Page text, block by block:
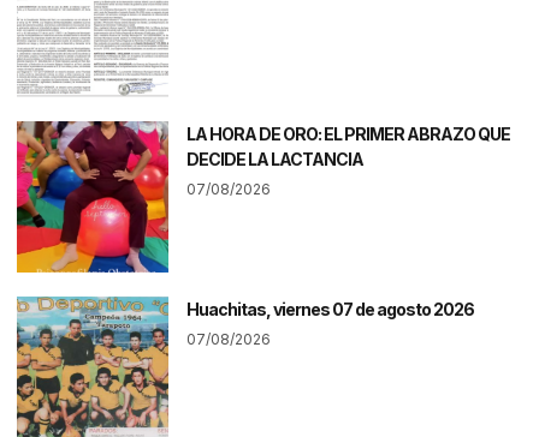
LA HORA DE ORO: EL PRIMER ABRAZO QUE
DECIDE LA LACTANCIA
07/08/2026
Huachitas, viernes 07 de agosto 2026
07/08/2026